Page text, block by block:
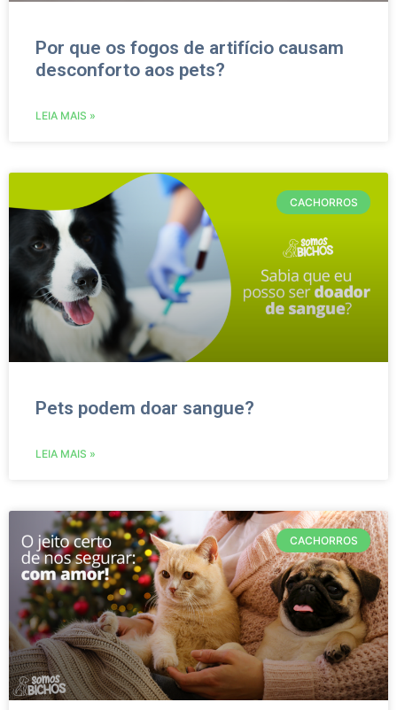
Por que os fogos de artifício causam
desconforto aos pets?
LEIA MAIS »
CACHORROS
Pets podem doar sangue?
LEIA MAIS »
CACHORROS